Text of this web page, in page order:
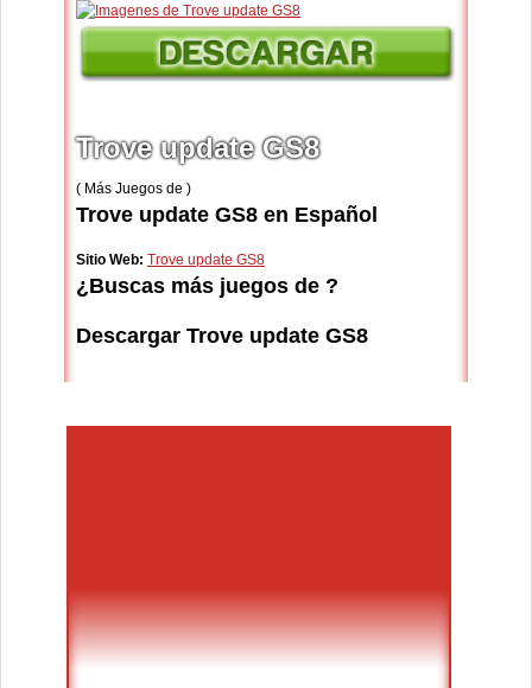
Trove update GS8
( Más Juegos de )
Trove update GS8 en Español
Sitio Web: Trove update GS8
¿Buscas más juegos de ?
Descargar Trove update GS8